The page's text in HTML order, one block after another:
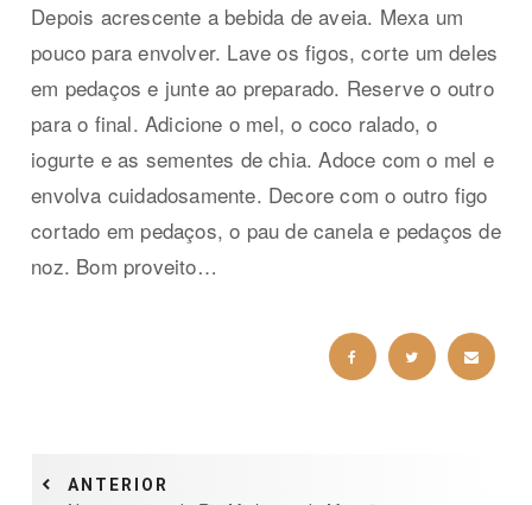
Depois acrescente a bebida de aveia. Mexa um
pouco para envolver. Lave os figos, corte um deles
em pedaços e junte ao preparado. Reserve o outro
para o final. Adicione o mel, o coco ralado, o
iogurte e as sementes de chia. Adoce com o mel e
envolva cuidadosamente. Decore com o outro figo
cortado em pedaços, o pau de canela e pedaços de
noz. Bom proveito…
ANTERIOR